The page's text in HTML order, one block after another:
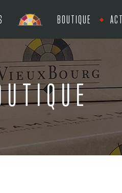
BOUTIQUE